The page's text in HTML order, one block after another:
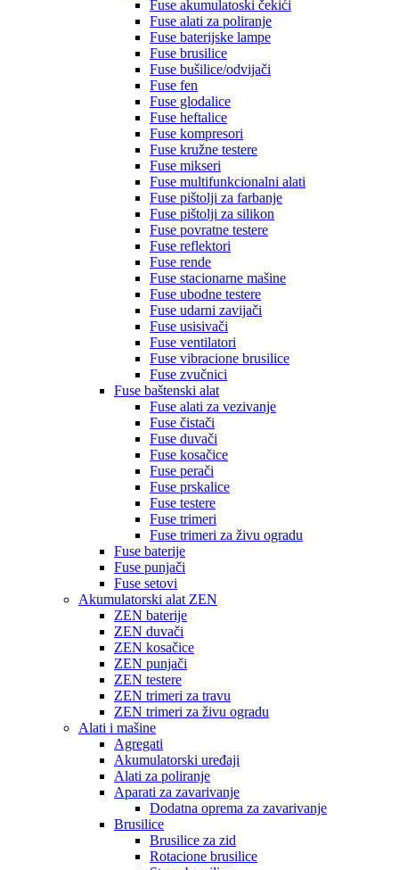
Fuse akumulatoski čekići
Fuse alati za poliranje
Fuse baterijske lampe
Fuse brusilice
Fuse bušilice/odvijači
Fuse fen
Fuse glodalice
Fuse heftalice
Fuse kompresori
Fuse kružne testere
Fuse mikseri
Fuse multifunkcionalni alati
Fuse pištolji za farbanje
Fuse pištolji za silikon
Fuse povratne testere
Fuse reflektori
Fuse rende
Fuse stacionarne mašine
Fuse ubodne testere
Fuse udarni zavijači
Fuse usisivači
Fuse ventilatori
Fuse vibracione brusilice
Fuse zvučnici
Fuse baštenski alat
Fuse alati za vezivanje
Fuse čistači
Fuse duvači
Fuse kosačice
Fuse perači
Fuse prskalice
Fuse testere
Fuse trimeri
Fuse trimeri za živu ogradu
Fuse baterije
Fuse punjači
Fuse setovi
Akumulatorski alat ZEN
ZEN baterije
ZEN duvači
ZEN kosačice
ZEN punjači
ZEN testere
ZEN trimeri za travu
ZEN trimeri za živu ogradu
Alati i mašine
Agregati
Akumulatorski uređaji
Alati za poliranje
Aparati za zavarivanje
Dodatna oprema za zavarivanje
Brusilice
Brusilice za zid
Rotacione brusilice